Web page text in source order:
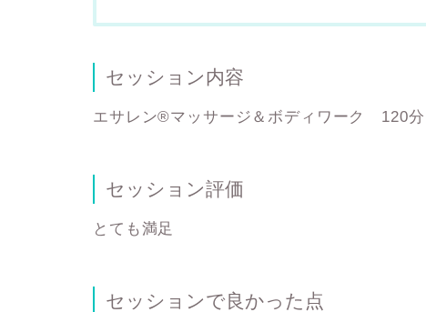
セッション内容
エサレン®マッサージ＆ボディワーク 120分
セッション評価
とても満足
セッションで良かった点